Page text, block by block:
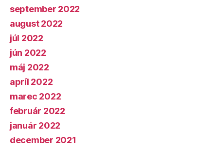
september 2022
august 2022
júl 2022
jún 2022
máj 2022
apríl 2022
marec 2022
február 2022
január 2022
december 2021